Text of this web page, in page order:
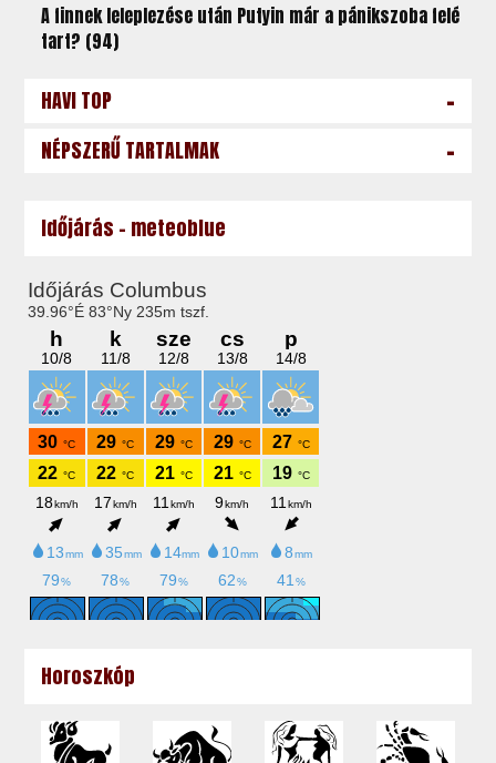
A finnek leleplezése után Putyin már a pánikszoba felé
tart? (94)
HAVI TOP -
NÉPSZERŰ TARTALMAK -
Időjárás - meteoblue
Horoszkóp